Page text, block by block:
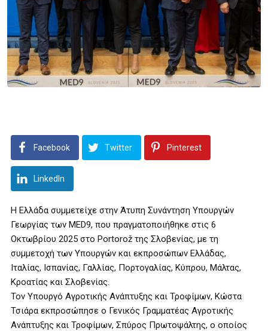
Facebook Twitter Pinterest
LinkedIn
Η Ελλάδα συμμετείχε στην Άτυπη Συνάντηση Υπουργών
Γεωργίας των MED9, που πραγματοποιήθηκε στις 6
Οκτωβρίου 2025 στο Portorož της Σλοβενίας, με τη
συμμετοχή των Υπουργών και εκπροσώπων Ελλάδας,
Ιταλίας, Ισπανίας, Γαλλίας, Πορτογαλίας, Κύπρου, Μάλτας,
Κροατίας και Σλοβενίας.
Τον Υπουργό Αγροτικής Ανάπτυξης και Τροφίμων, Κώστα
Τσιάρα εκπροσώπησε ο Γενικός Γραμματέας Αγροτικής
Ανάπτυξης και Τροφίμων, Σπύρος Πρωτοψάλτης, ο οποίος